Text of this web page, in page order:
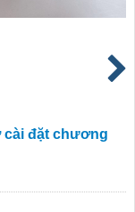
cài đặt chương